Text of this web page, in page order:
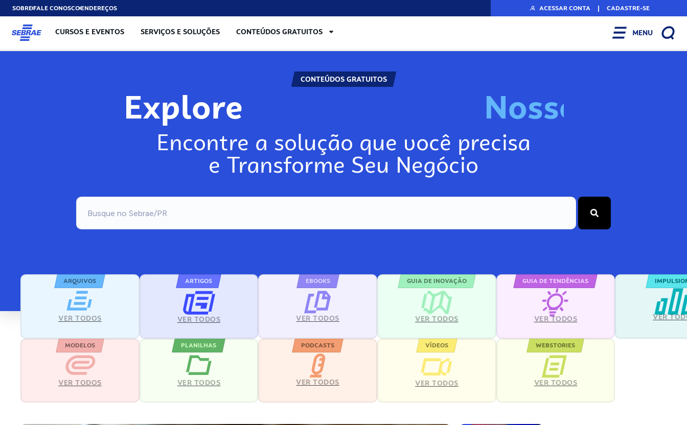
SOBREFALE CONOSCOENDEREÇOS ACESSAR CONTA | CADASTRE-SE
CURSOS E EVENTOS SERVIÇOS E SOLUÇÕES CONTEÚDOS GRATUITOS MENU
CONTEÚDOS GRATUITOS
Explore Nosso
Encontre a solução que você precisa
e Transforme Seu Negócio
ARQUIVOS
VER TODOS
ARTIGOS
VER TODOS
EBOOKS
VER TODOS
GUIA DE INOVAÇÃO
VER TODOS
GUIA DE TENDÊNCIAS
VER TODOS VER
MODELOS
VER TODOS
PLANILHAS
VER TODOS
PODCASTS
VER TODOS
VÍDEOS
VER TODOS
WEBSTORIES
VER TODOS